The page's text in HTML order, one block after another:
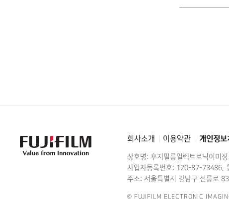
© FUJIFILM ELECTRONIC
회사소개 이용약관 개인정보
상호명: 후지필름일렉트로닉이미
사업자등록번호: 120-87-73486
주소: 서울특별시 강남구 선릉로